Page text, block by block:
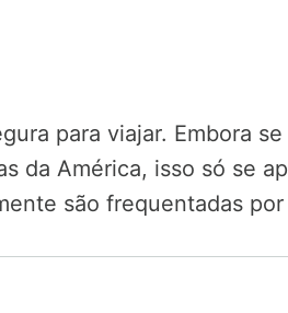
para viajar. Embora
da América, isso só se
são frequentadas